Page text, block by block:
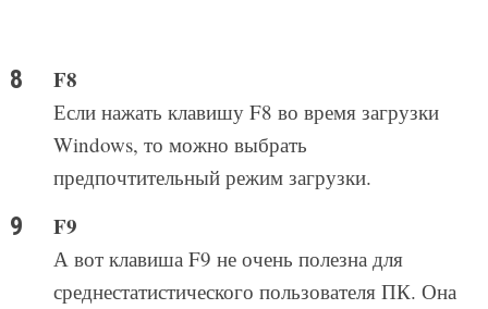
F8
Если нажать клавишу F8 во время загрузки
Windows, то можно выбрать
предпочтительный режим загрузки.
F9
А вот клавиша F9 не очень полезна для
среднестатистического пользователя ПК. Она